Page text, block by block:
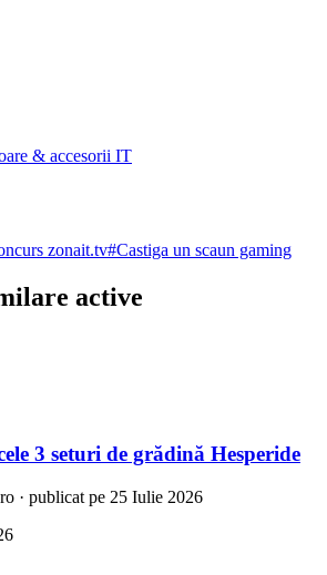
& accesorii IT
zonait.tv#Castiga un scaun gaming
active
3 seturi de grădină Hesperide
· publicat pe 25 Iulie 2026